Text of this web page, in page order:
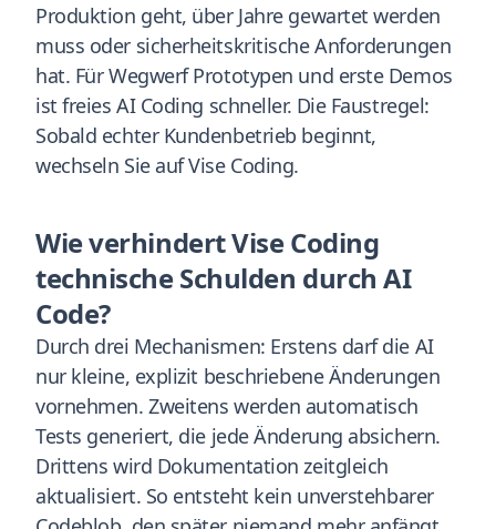
Produktion geht, über Jahre gewartet werden
muss oder sicherheitskritische Anforderungen
hat. Für Wegwerf Prototypen und erste Demos
ist freies AI Coding schneller. Die Faustregel:
Sobald echter Kundenbetrieb beginnt,
wechseln Sie auf Vise Coding.
Wie verhindert Vise Coding
technische Schulden durch AI
Code?
Durch drei Mechanismen: Erstens darf die AI
nur kleine, explizit beschriebene Änderungen
vornehmen. Zweitens werden automatisch
Tests generiert, die jede Änderung absichern.
Drittens wird Dokumentation zeitgleich
aktualisiert. So entsteht kein unverstehbarer